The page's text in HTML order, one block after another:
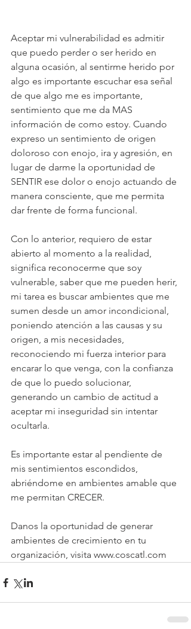
Aceptar mi vulnerabilidad es admitir
que puedo perder o ser herido en
alguna ocasión, al sentirme herido por
algo es importante escuchar esa señal
de que algo me es importante,
sentimiento que me da MAS
información de como estoy. Cuando
expreso un sentimiento de origen
doloroso con enojo, ira y agresión, en
lugar de darme la oportunidad de
SENTIR ese dolor o enojo actuando de
manera consciente, que me permita
dar frente de forma funcional.
Con lo anterior, requiero de estar
abierto al momento a la realidad,
significa reconocerme que soy
vulnerable, saber que me pueden herir,
mi tarea es buscar ambientes que me
sumen desde un amor incondicional,
poniendo atención a las causas y su
origen, a mis necesidades,
reconociendo mi fuerza interior para
encarar lo que venga, con la confianza
de que lo puedo solucionar,
generando un cambio de actitud a
aceptar mi inseguridad sin intentar
ocultarla.
Es importante estar al pendiente de
mis sentimientos escondidos,
abriéndome en ambientes amable que
me permitan CRECER.
Danos la oportunidad de generar
ambientes de crecimiento en tu
organización, visita www.coscatl.com